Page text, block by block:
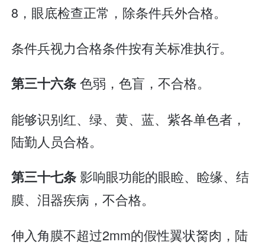
8，眼底检查正常，除条件兵外合格。
条件兵视力合格条件按有关标准执行。
第三十六条色弱，色盲，不合格。
能够识别红、绿、黄、蓝、紫各单色者，
陆勤人员合格。
第三十七条影响眼功能的眼睑、睑缘、结
膜、泪器疾病，不合格。
伸入角膜不超过2mm的假性翼状胬肉，陆